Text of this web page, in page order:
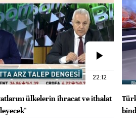
22:12
ülkelerin ihracat ve ithalat